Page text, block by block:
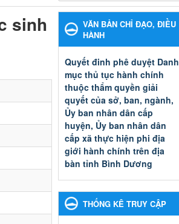
sinh
VĂN BẢN CHỈ ĐẠO, ĐIỀU
HÀNH
Quyết đinh phê duyệt Danh
mục thủ tục hành chính
thuộc thẩm quyền giải
quyết của sở, ban, ngành,
Ủy ban nhân dân cấp
huyện, Ủy ban nhân dân
cấp xã thực hiện phi địa
giới hành chính trên địa
bàn tỉnh Bình Dương
thẩm quyền giải quyết của sở,
ban, ngành, Ủy ban nhân dân
THỐNG KÊ TRUY CẬP